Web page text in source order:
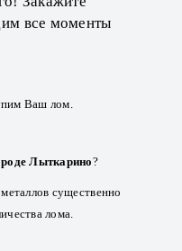
все моменты
Ваш лом.
Лыткарино?
существенно
лома.